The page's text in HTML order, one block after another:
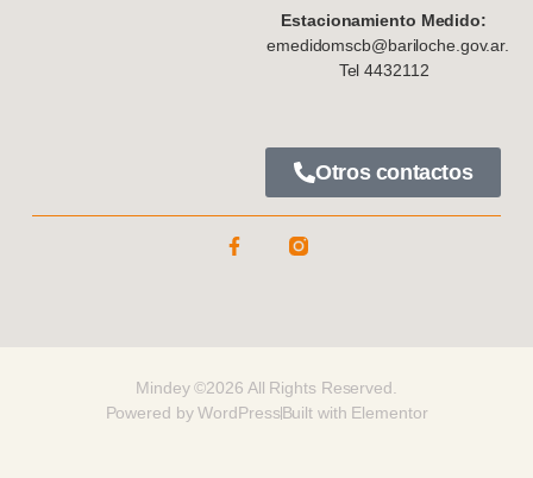
Estacionamiento Medido:
emedidomscb@bariloche.gov.ar.
Tel 4432112
Otros contactos
Mindey ©2026 All Rights Reserved.
Powered by WordPressBuilt with Elementor